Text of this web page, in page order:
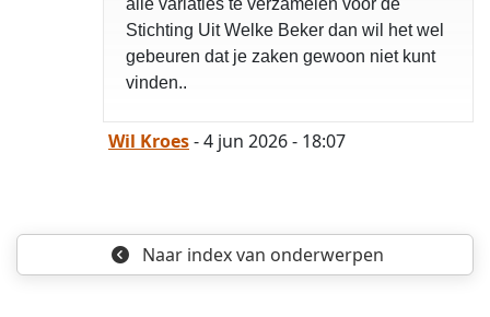
alle variaties te verzamelen voor de
Stichting Uit Welke Beker dan wil het wel
gebeuren dat je zaken gewoon niet kunt
vinden..
Wil Kroes- 4 jun 2026 - 18:07
Naar indexvan onderwerpen